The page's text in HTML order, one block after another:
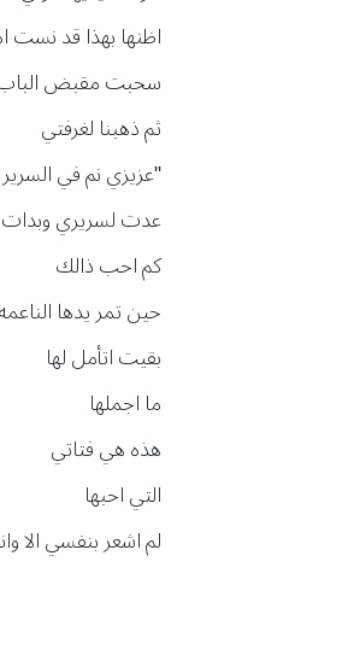
اظنها بهذا قد نست
سحبت مقبض الباب
ثم ذهبنا لغرفتي
"عزيزي نم في
عدت لسريري
كم احب ذالك
حين تمر يدها
بقيت اتأمل لها
ما اجملها
هذه هي فتاتي
التي احبها
لم اشعر بنفسي الا